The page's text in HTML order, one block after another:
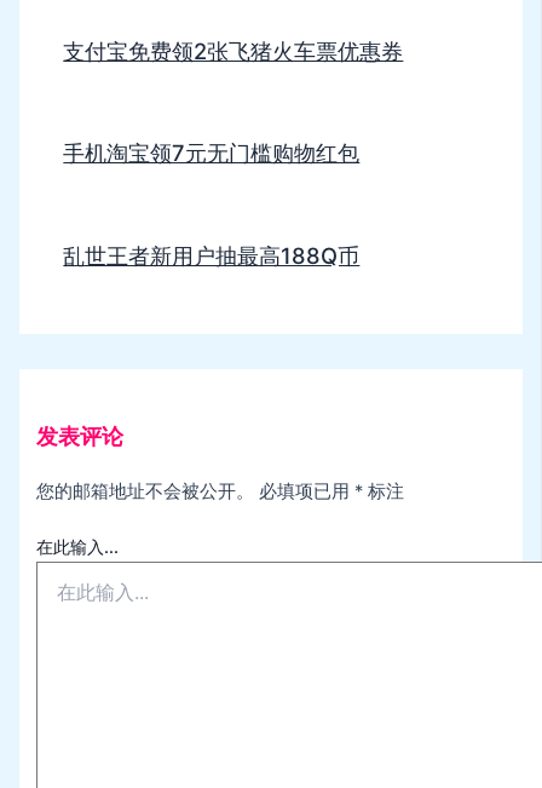
支付宝免费领2张飞猪火车票优惠券
手机淘宝领7元无门槛购物红包
乱世王者新用户抽最高188Q币
发表评论
您的邮箱地址不会被公开。 必填项已用 * 标注
在此输入...